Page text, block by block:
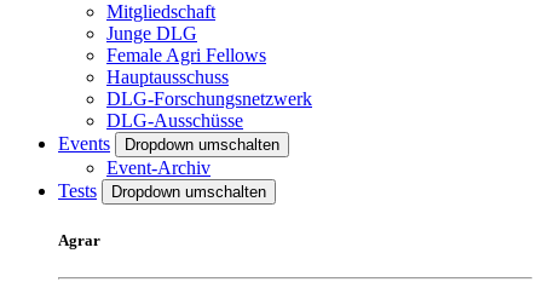
Mitgliedschaft
Junge DLG
Female Agri Fellows
Hauptausschuss
DLG-Forschungsnetzwerk
DLG-Ausschüsse
Events
Dropdown umschalten
Event-Archiv
Tests
Dropdown umschalten
Agrar